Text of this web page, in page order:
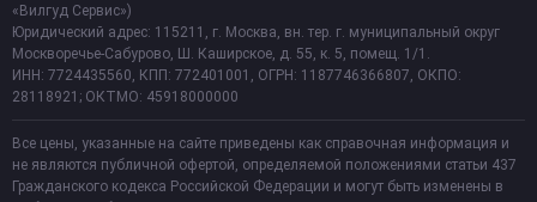
«Вилгуд Сервис»)
Юридический адрес: 115211, г. Москва, вн. тер. г. муниципальный округ
Москворечье-Сабурово, Ш. Каширское, д. 55, к. 5, помещ. 1/1.
ИНН: 7724435560, КПП: 772401001, ОГРН: 1187746366807, ОКПО:
28118921; ОКТМО: 45918000000
Все цены, указанные на сайте приведены как справочная информация и
не являются публичной офертой, определяемой положениями статьи 437
Гражданского кодекса Российской Федерации и могут быть изменены в